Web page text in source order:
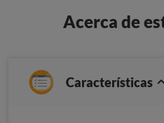
Acerca de
Características